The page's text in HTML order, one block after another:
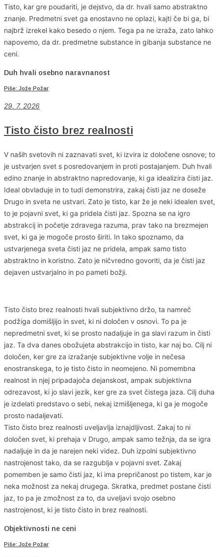
Tisto, kar gre poudariti, je dejstvo, da dr. hvali samo abstraktno
znanje. Predmetni svet ga enostavno ne oplazi, kajti če bi ga, bi
najbrž izrekel kako besedo o njem. Tega pa ne izraža, zato lahko
napovemo, da dr. predmetne substance in gibanja substance ne
ceni.
Duh hvali osebno naravnanost
Piše: Jože Požar
29. 7. 2026
Tisto čisto brez realnosti
V naših svetovih ni zaznavati svet, ki izvira iz določene osnove; to
je ustvarjen svet s posredovanjem in proti postajanjem. Duh hvali
edino znanje in abstraktno napredovanje, ki ga idealizira čisti jaz.
Ideal obvladuje in to tudi demonstrira, zakaj čisti jaz ne doseže
Drugo in sveta ne ustvari. Zato je tisto, kar že je neki idealen svet,
to je pojavni svet, ki ga pridela čisti jaz. Spozna se na igro
abstrakcij in početje zdravega razuma, prav tako na brezmejen
svet, ki ga je mogoče prosto širiti. In tako spoznamo, da
ustvarjenega sveta čisti jaz ne pridela, ampak samo tisto
abstraktno in koristno. Zato je ničvredno govoriti, da je čisti jaz
dejaven ustvarjalno in po pameti božji.
Tisto čisto brez realnosti hvali subjektivno držo, ta namreč
podžiga domišljijo in svet, ki ni določen v osnovi. To pa je
nepredmetni svet, ki se prosto nadaljuje in ga slavi razum in čisti
jaz. Ta dva danes obožujeta abstrakcijo in tisto, kar naj bo. Cilj ni
določen, ker gre za izražanje subjektivne volje in nečesa
enostranskega, to je tisto čisto in neomejeno. Ni pomembna
realnost in njej pripadajoča dejanskost, ampak subjektivna
odrezavost, ki jo slavi jezik, ker gre za svet čistega jaza. Cilj duha
je izdelati predstavo o sebi, nekaj izmišljenega, ki ga je mogoče
prosto nadaljevati.
Tisto čisto brez realnosti uveljavlja iznajdljivost. Zakaj to ni
določen svet, ki prehaja v Drugo, ampak samo težnja, da se igra
nadaljuje in da je narejen neki videz. Duh izpolni subjektivno
nastrojenost tako, da se razgublja v pojavni svet. Zakaj
pomemben je samo čisti jaz, ki ima prepričanost po tistem, kar je
neka možnost za nekaj drugega. Skratka, predmet postane čisti
jaz, to pa je zmožnost za to, da uveljavi svojo osebno
nastrojenost, ki je tisto čisto in brez realnosti.
Objektivnosti ne ceni
Piše: Jože Požar